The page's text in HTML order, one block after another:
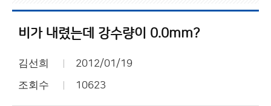
비가 내렸는데 강수량이 0.0mm?
김선희 2012/01/19
조회수 10623